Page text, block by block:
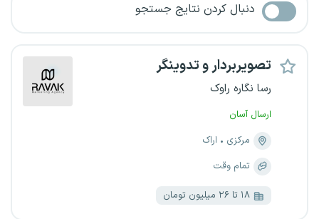
دنبال کردن نتایج جستجو
تصویربردار و تدوینگر
رسا نگاره راوک
ارسال آسان
مرکزی
اراک
تمام وقت
۱۸ تا ۲۶ میلیون تومان